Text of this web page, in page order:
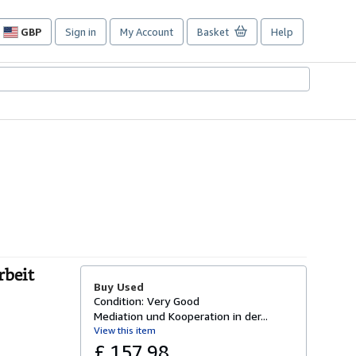
GBP
Site
preferences
Sign in My Account Basket Help
Buy Used
Condition: Very Good
Mediation und Kooperation in der...
View this item